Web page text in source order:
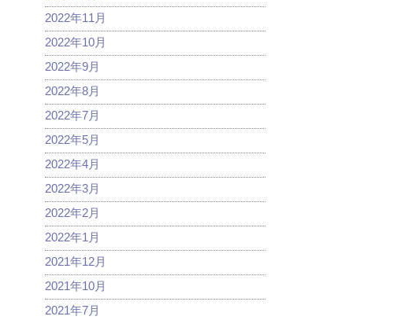
2022年11月
2022年10月
2022年9月
2022年8月
2022年7月
2022年5月
2022年4月
2022年3月
2022年2月
2022年1月
2021年12月
2021年10月
2021年7月